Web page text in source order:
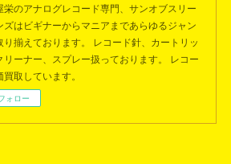
栄のアナログレコード専門、サンオブスリー
ズはビギナーからマニアまであらゆるジャン
り揃えております。 レコード針、カートリッ
リーナー、スプレー扱っております。 レコー
買取しています。
ォロー